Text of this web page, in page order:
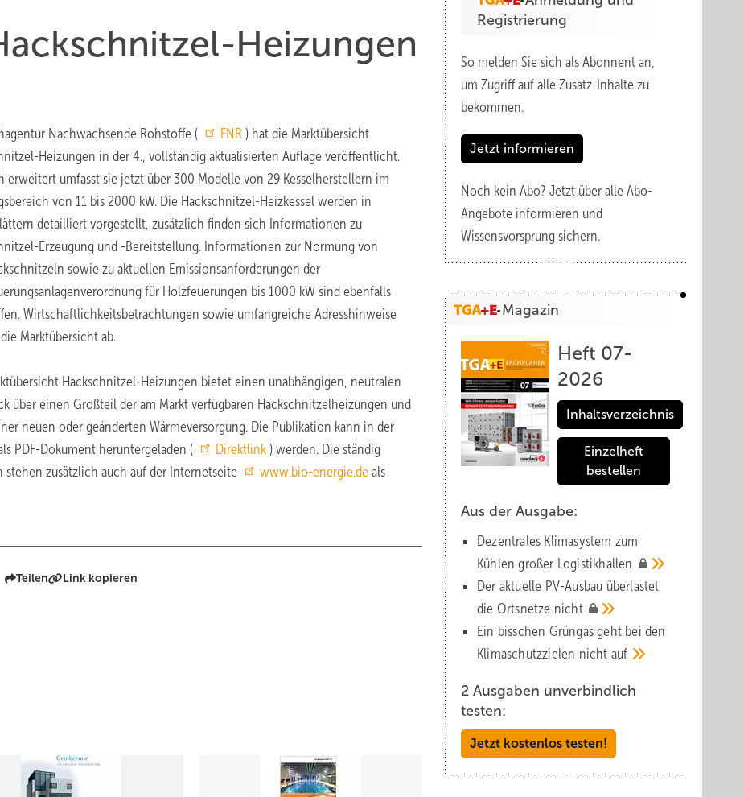
Heizungen
Nachwachsende Rohstoffe ( FNR) hat die Marktübersicht
Heizungen in der 4., vollständig aktualisierten Auflage veröffentlicht.
erweitert umfasst sie jetzt über 300 Modelle von 29 Kesselherstellern im
von 11 bis 2000 kW. Die Hackschnitzel-Heizkessel werden in
detailliert vorgestellt, zusätzlich finden sich Informationen zu
Erzeugung und -Bereitstellung. Informationen zur Normung von
sowie zu aktuellen Emissionsanforderungen der
für Holzfeuerungen bis 1000 kW sind ebenfalls
Wirtschaftlichkeitsbetrachtungen sowie umfangreiche Adresshinweise
Marktübersicht ab.
Hackschnitzel-Heizungen bietet einen unabhängigen, neutralen
über einen Großteil der am Markt verfügbaren Hackschnitzelheizungen und
neuen oder geänderten Wärmeversorgung. Die Publikation kann in der
PDF-Dokument heruntergeladen ( Direktlink ) werden. Die ständig
zusätzlich auch auf der Internetseite
www.bio-energie.de als
Teilen Link kopieren
Registrierung
So melden Sie sich als Abonnent an,
um Zugriff auf alle Zusatz-Inhalte zu
bekommen.
Jetzt informieren
Noch kein Abo? Jetzt über alle Abo-
Angebote informieren und
Wissensvorsprung sichern.
Magazin
Heft 07-
2026
Inhaltsverzeichnis
Einzelheft
bestellen
Aus der Ausgabe:
Dezentrales Klimasystem zum
Kühlen großer Logistik­hallen
Der aktuelle PV-Ausbau über­lastet
die Orts­netze nicht
Ein bisschen Grüngas geht bei den
Klima­schutz­zielen nicht auf
2 Ausgaben unverbindlich
testen:
Jetzt kostenlos testen!